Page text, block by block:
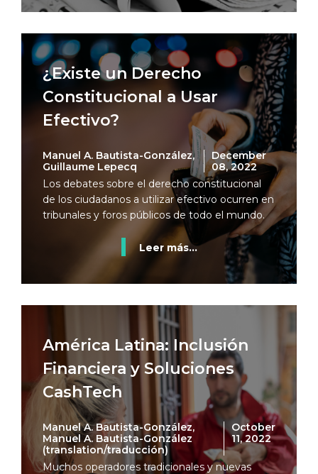
¿Existe un Derecho
Constitucional a Usar
Efectivo?
Manuel A. Bautista-González,
Guillaume Lepecq
December
08, 2022
Los debates sobre el derecho constitucional
de los ciudadanos a utilizar efectivo ocurren en
tribunales y foros públicos de todo el mundo.
Leer más...
América Latina: Inclusión
Financiera y Soluciones
CashTech
Manuel A. Bautista-González,
Manuel A. Bautista-González
(translation/traducción)
October
11, 2022
Muchos operadores tradicionales y nuevas